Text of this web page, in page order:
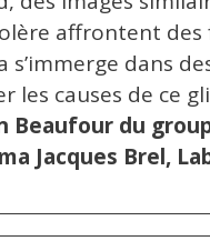
affrontent des
s’immerge dans
les causes de ce
Beaufour du
Jacques Brel,